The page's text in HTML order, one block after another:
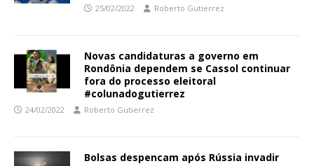
25/02/2022 Roberto Gutierrez
Novas candidaturas a governo em
Rondônia dependem se Cassol continuar
fora do processo eleitoral
#colunadogutierrez
24/02/2022 Roberto Gutierrez
Bolsas despencam após Rússia invadir